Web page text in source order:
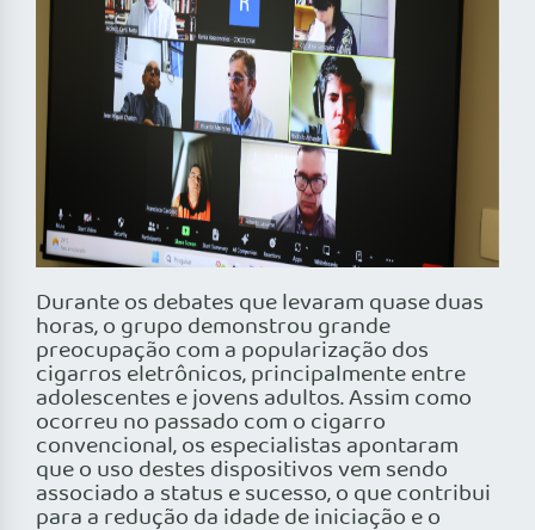
Durante os debates que levaram quase duas
horas, o grupo demonstrou grande
preocupação com a popularização dos
cigarros eletrônicos, principalmente entre
adolescentes e jovens adultos. Assim como
ocorreu no passado com o cigarro
convencional, os especialistas apontaram
que o uso destes dispositivos vem sendo
associado a status e sucesso, o que contribui
para a redução da idade de iniciação e o